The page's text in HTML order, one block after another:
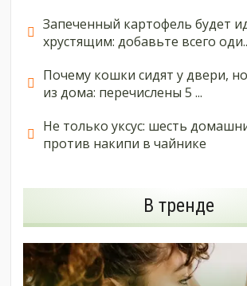
Запеченный картофель будет
хрустящим: добавьте всего
Почему кошки сидят у двери,
из дома: перечислены 5 ...
Не только уксус: шесть
против накипи в чайнике
В тренде